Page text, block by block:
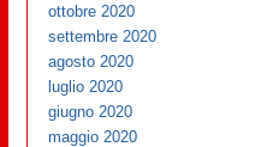
ottobre 2020
settembre 2020
agosto 2020
luglio 2020
giugno 2020
maggio 2020